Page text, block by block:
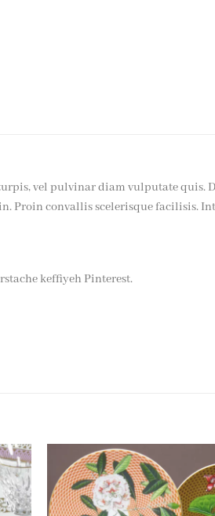
vel pulvinar diam vulputate quis.
Proin convallis scelerisque facilisis.
keffiyeh Pinterest.
加入
心愿
单